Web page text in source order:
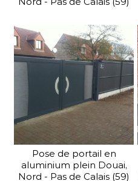
Pose de portail en
aluminium plein Douai,
Nord - Pas de Calais (59)